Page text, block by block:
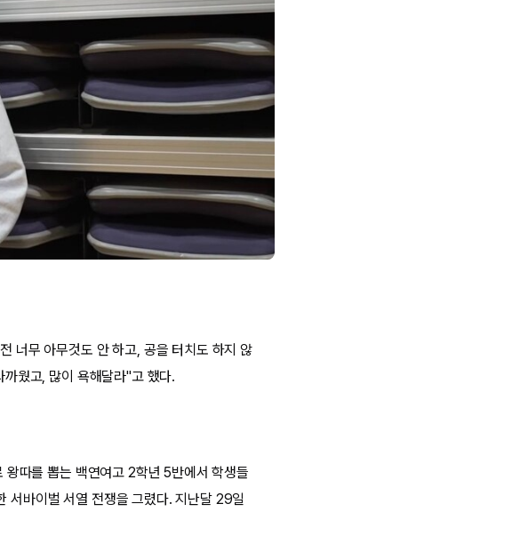
너무 아무것도 안 하고, 공을 터치도 하지 않
웠고, 많이 욕해달라"고 했다.
따를 뽑는 백연여고 2학년 5반에서 학생들
서바이벌 서열 전쟁을 그렸다. 지난달 29일